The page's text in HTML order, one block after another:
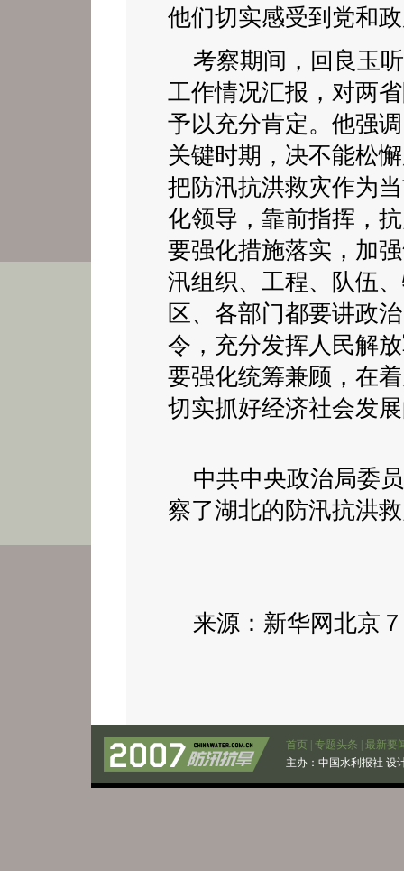
他们切实感受到党和
考察期间，回良玉
工作情况汇报，对两
予以充分肯定。他强
关键时期，决不能松
把防汛抗洪救灾作为
化领导，靠前指挥，
要强化措施落实，加
汛组织、工程、队伍
区、各部门都要讲政
令，充分发挥人民解
要强化统筹兼顾，在
切实抓好经济社会发
中共中央政治局委
察了湖北的防汛抗洪
来源：新华网北京
首页 专题头条
最新要
主办： 中国水利报社 设